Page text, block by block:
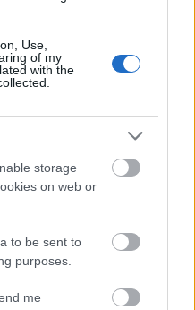
Use,
of my
with the
storage
on web or
to be sent to
purposes.
me
hátú
darab